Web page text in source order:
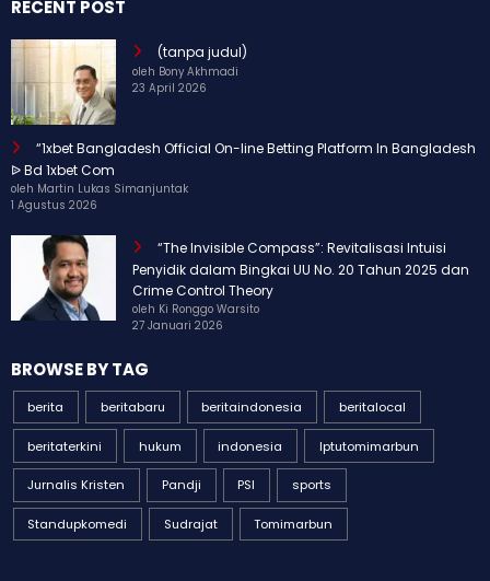
RECENT POST
(tanpa judul)
oleh Bony Akhmadi
23 April 2026
“1xbet Bangladesh Official On-line Betting Platform In Bangladesh
ᐉ Bd 1xbet Com
oleh Martin Lukas Simanjuntak
1 Agustus 2026
“The Invisible Compass”: Revitalisasi Intuisi
Penyidik dalam Bingkai UU No. 20 Tahun 2025 dan
Crime Control Theory
oleh Ki Ronggo Warsito
27 Januari 2026
BROWSE BY TAG
berita beritabaru beritaindonesia beritalocal
beritaterkini hukum indonesia Iptutomimarbun
Jurnalis Kristen Pandji PSI sports
Standupkomedi Sudrajat Tomimarbun